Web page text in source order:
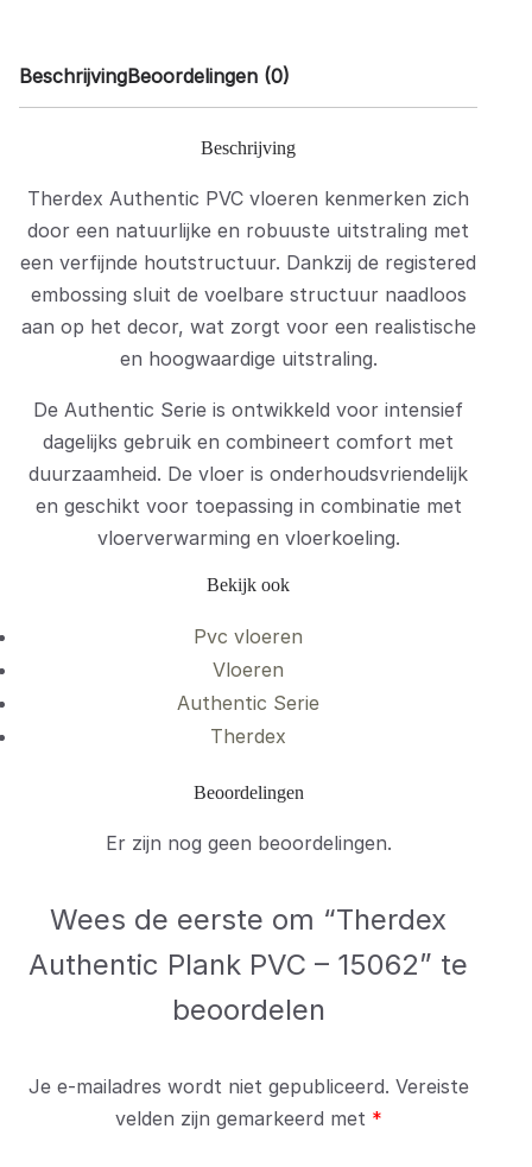
BeschrijvingBeoordelingen (0)
Beschrijving
Therdex Authentic PVC vloeren kenmerken zich
door een natuurlijke en robuuste uitstraling met
een verfijnde houtstructuur. Dankzij de registered
embossing sluit de voelbare structuur naadloos
aan op het decor, wat zorgt voor een realistische
en hoogwaardige uitstraling.
De Authentic Serie is ontwikkeld voor intensief
dagelijks gebruik en combineert comfort met
duurzaamheid. De vloer is onderhoudsvriendelijk
en geschikt voor toepassing in combinatie met
vloerverwarming en vloerkoeling.
Bekijk ook
Pvc vloeren
Vloeren
Authentic Serie
Therdex
Beoordelingen
Er zijn nog geen beoordelingen.
Wees de eerste om “Therdex
Authentic Plank PVC – 15062” te
beoordelen
Je e-mailadres wordt niet gepubliceerd. Vereiste
velden zijn gemarkeerd met *